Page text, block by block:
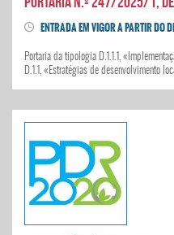
ENTRADA EM VIGOR A PARTIR
Portaria da tipologia D.1.1.1,
D.1.1, «Estratégias de desenvolvimento